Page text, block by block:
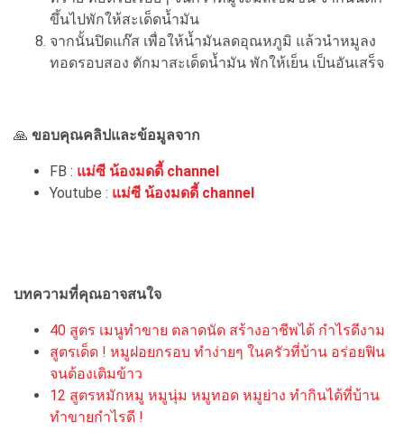
ขึ้นไปพักให้สะเด็ดน้ำมัน
จากนั้นปิดแก๊ส เพื่อให้น้ำมันลดอุณหภูมิ แล้วนำหมูลง
ทอดรอบสอง ตักมาสะเด็ดน้ำมัน พักให้เย็น เป็นอันเสร็จ
🙏 ขอบคุณคลิปและข้อมูลจาก
FB : แม่ซี น้องมดดี้ channel
Youtube : แม่ซี น้องมดดี้ channel
บทความที่คุณอาจสนใจ
40 สูตร เมนูทำขาย ตลาดนัด สร้างอาชีพได้ กำไรดีงาม
สูตรเด็ด ! หมูฝอยกรอบ ทำง่ายๆ ในครัวที่บ้าน อร่อยฟิน
จนต้องเติมข้าว
12 สูตรหมักหมู หมูนุ่ม หมูทอด หมูย่าง ทำกินได้ที่บ้าน
ทำขายกำไรดี !